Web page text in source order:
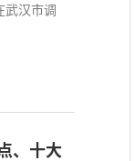
武汉市调
、十大